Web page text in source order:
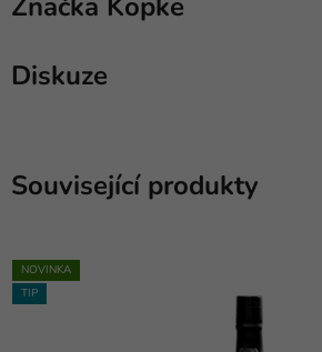
Diskuze
Související produkty
NOVINKA
TIP